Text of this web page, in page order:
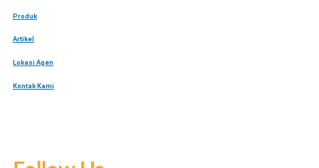
Produk
Artikel
Lokasi Agen
Kontak Kami